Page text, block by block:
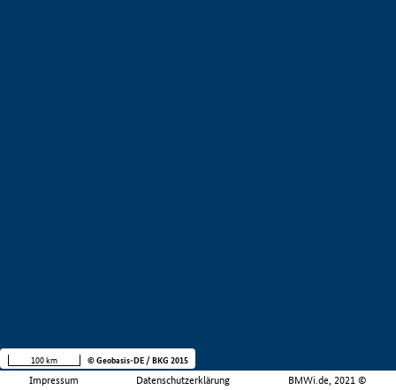
Impressum Datenschutzerklärung BMWi.de, 2021 ©
100 km © Geobasis-DE / BKG 2015